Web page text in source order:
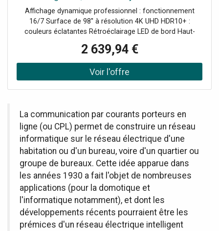
Orange type RK50 * Pour têtes Orange type RK100 * Pour
têtes Orange type TV200 * Et autres modèles au format
similaire (etc.)
OS, idéal pour l'affichage dynamique dans les
environnements
Affichage dynamique professionnel : fonctionnement
16/7 Surface de 98'' à résolution 4K UHD HDR10+ :
couleurs éclatantes Rétroéclairage LED de bord Haut-
CMS & gestion à distance Connexions multiples :
Bluetooth 5.2, Wifi, HDMI, USB, LAN Design sans cadre sur
3 côtés Système d'exploitation : TizenOS 8.0
2 639,94 €
La communication par courants porteurs en
ligne (ou CPL) permet de construire un réseau
informatique sur le réseau électrique d'une
habitation ou d'un bureau, voire d'un quartier ou
groupe de bureaux. Cette idée apparue dans
les années 1930 a fait l'objet de nombreuses
applications (pour la domotique et
l'informatique notamment), et dont les
développements récents pourraient être les
prémices d'un réseau électrique intelligent